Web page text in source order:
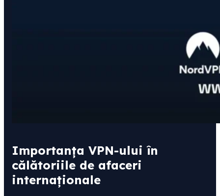
Importanța VPN-ului în
călătoriile de afaceri
internaționale